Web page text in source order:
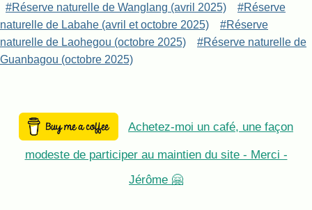
#Réserve naturelle de Wanglang (avril 2025)
#Réserve
naturelle de Labahe (avril et octobre 2025)
#Réserve
naturelle de Laohegou (octobre 2025)
#Réserve naturelle de
Guanbagou (octobre 2025)
Achetez-moi un café, une façon
modeste de participer au maintien du site - Merci -
Jérôme 🤗